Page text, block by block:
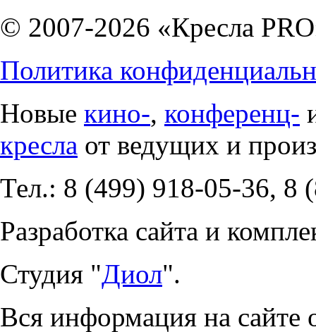
© 2007-2026 «Кресла
Политика
Новые кино-, конференц-
кресла от ведущих и
Тел.: 8 (499) 918-05-36, 8
Разработка сайта и
Студия "Диол".
Вся информация на сайте